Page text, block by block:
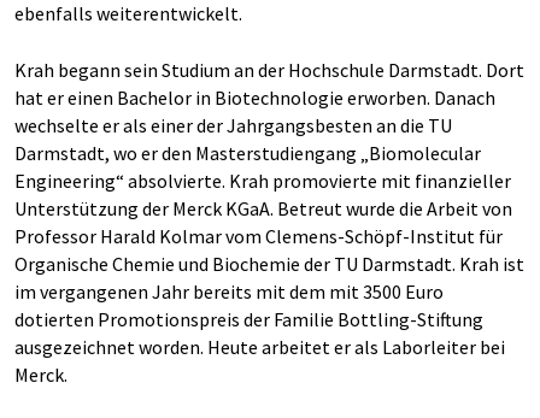
ebenfalls weiterentwickelt.
Krah begann sein Studium an der Hochschule Darmstadt. Dort
hat er einen Bachelor in Biotechnologie erworben. Danach
wechselte er als einer der Jahrgangsbesten an die TU
Darmstadt, wo er den Masterstudiengang „Biomolecular
Engineering“ absolvierte. Krah promovierte mit finanzieller
Unterstützung der Merck KGaA. Betreut wurde die Arbeit von
Professor Harald Kolmar vom Clemens-Schöpf-Institut für
Organische Chemie und Biochemie der TU Darmstadt. Krah ist
im vergangenen Jahr bereits mit dem mit 3500 Euro
dotierten Promotionspreis der Familie Bottling-Stiftung
ausgezeichnet worden. Heute arbeitet er als Laborleiter bei
Merck.